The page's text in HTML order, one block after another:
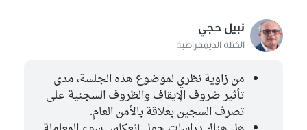
نبيل حجي
الكتلة الديمقراطية
من زاوية نظري لموضوع هذه الجلسة، مدى
تأثير ضروف الإيقاف والظروف السجنية على
تصرف السجين بعلاقة بالأمن العام.